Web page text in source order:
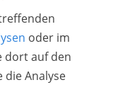
oder im
dort auf den
die Analyse